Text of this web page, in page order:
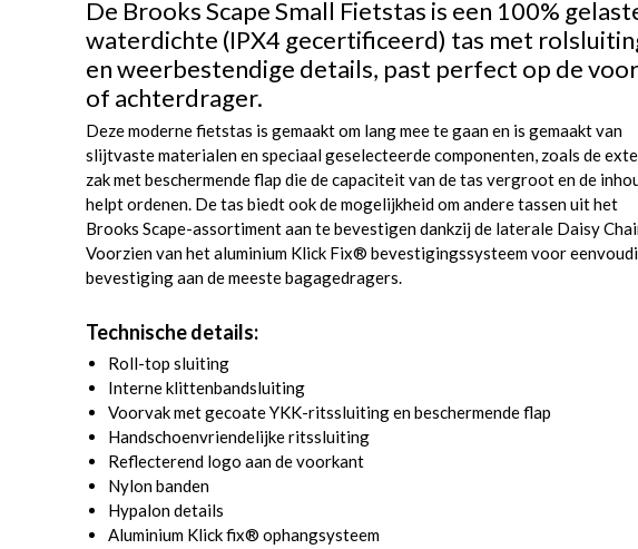
De Brooks Scape Small Fietstas is een 100%
waterdichte (IPX4 gecertificeerd) tas met
en weerbestendige details, past perfect op de
of achterdrager.
Deze moderne fietstas is gemaakt om lang mee te gaan en is gemaakt van
slijtvaste materialen en speciaal geselecteerde componenten, zoals de
zak met beschermende flap die de capaciteit van de tas vergroot en de
helpt ordenen. De tas biedt ook de mogelijkheid om andere tassen uit het
Brooks Scape-assortiment aan te bevestigen dankzij de laterale Daisy
Voorzien van het aluminium Klick Fix® bevestigingssysteem voor
bevestiging aan de meeste bagagedragers.
Technische details:
Roll-top sluiting
Interne klittenbandsluiting
Voorvak met gecoate YKK-ritssluiting en beschermende flap
Handschoenvriendelijke ritssluiting
Reflecterend logo aan de voorkant
Nylon banden
Hypalon details
Aluminium Klick fix® ophangsysteem